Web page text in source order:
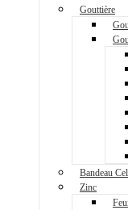
Gouttière
Bandeau
Zinc